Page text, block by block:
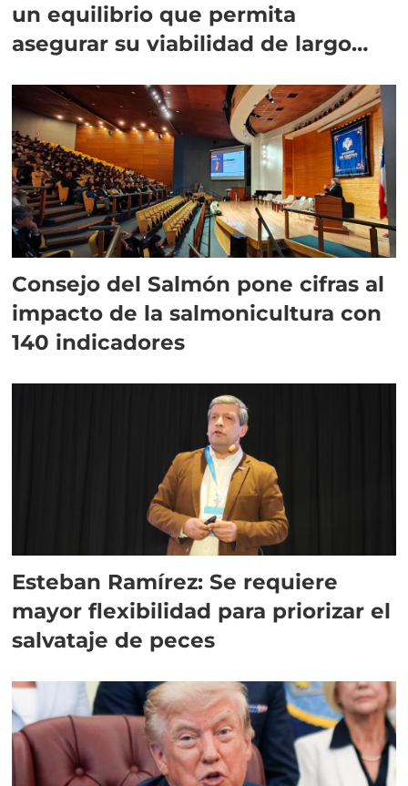
un equilibrio que permita
asegurar su viabilidad de largo
Consejo del Salmón pone cifras al
impacto de la salmonicultura con
140 indicadores
Esteban Ramírez: Se requiere
mayor flexibilidad para priorizar el
salvataje de peces